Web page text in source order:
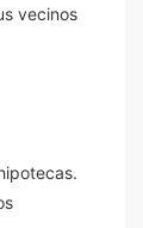
vecinos